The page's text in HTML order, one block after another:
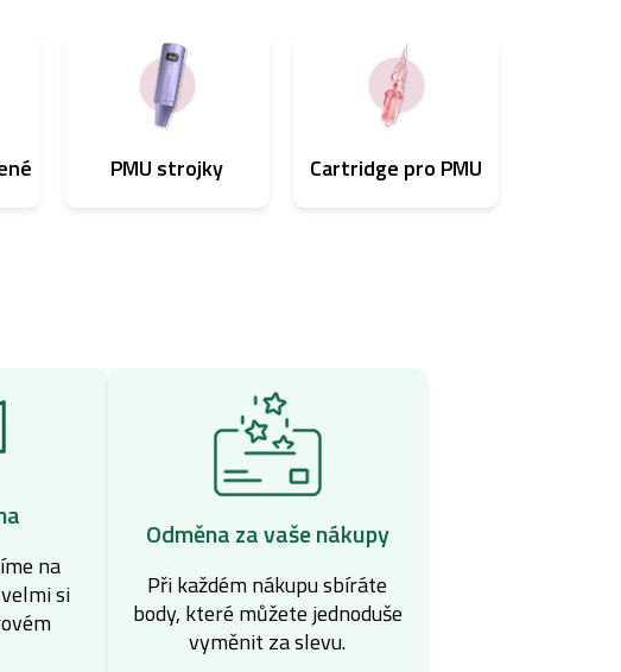
PMU strojky Cartridge pro PMU
na
si
Odměna za vaše nákupy
Při každém nákupu sbíráte
body, které můžete jednoduše
vyměnit za slevu.